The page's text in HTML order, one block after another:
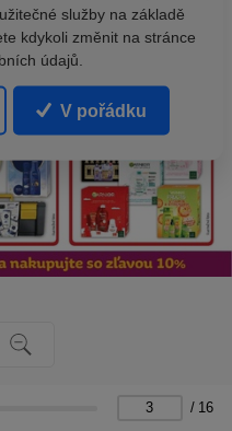
/ 16
služby na základě
kdykoli změnit na stránce
údajů.
V pořádku